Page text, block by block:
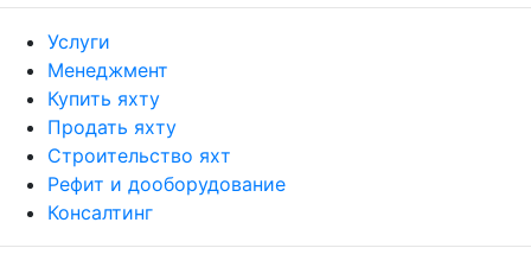
Услуги
Менеджмент
Купить яхту
Продать яхту
Строительство яхт
Рефит и дооборудование
Консалтинг